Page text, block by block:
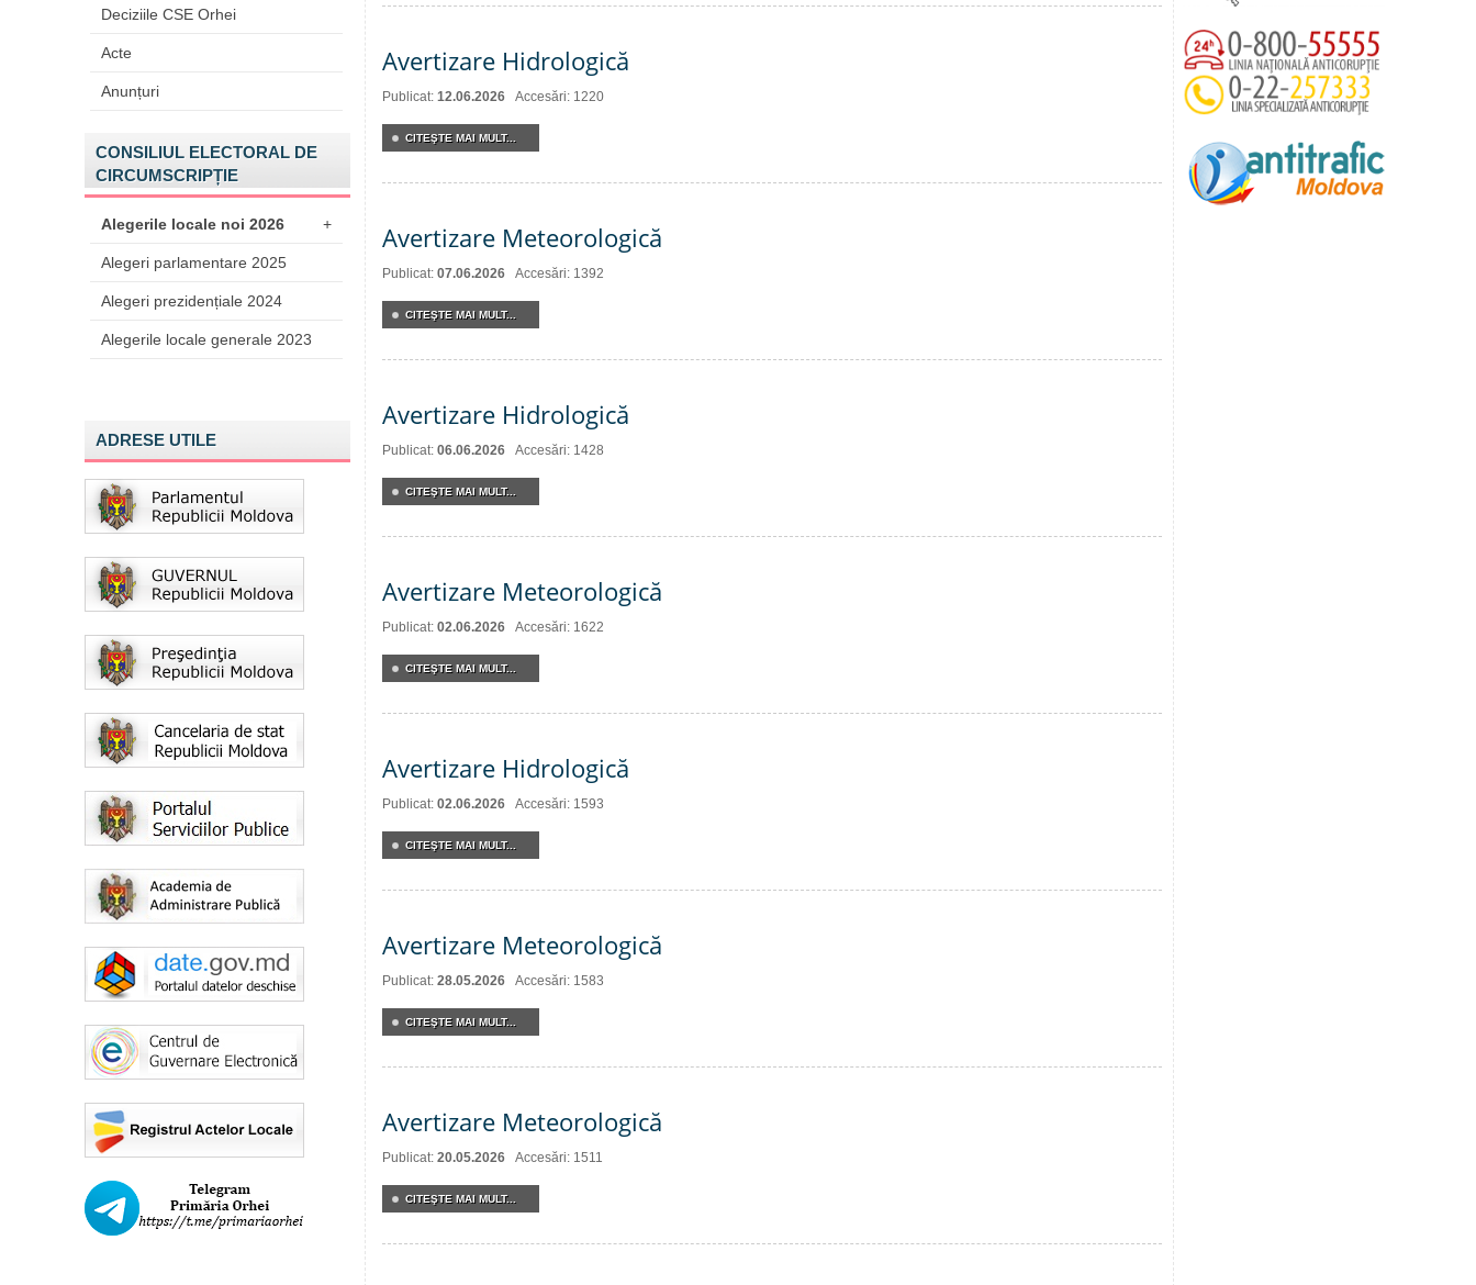
Deciziile CSE Orhei
Acte
Anunțuri
CONSILIUL ELECTORAL DE
CIRCUMSCRIPȚIE
Alegerile locale noi 2026 +
Alegeri parlamentare 2025
Alegeri prezidențiale 2024
Alegerile locale generale 2023
ADRESE UTILE
Avertizare Hidrologică
Publicat: 12.06.2026 Accesări: 1220
CITEŞTE MAI MULT...
Avertizare Meteorologică
Publicat: 07.06.2026 Accesări: 1392
CITEŞTE MAI MULT...
Avertizare Hidrologică
Publicat: 06.06.2026 Accesări: 1428
CITEŞTE MAI MULT...
Avertizare Meteorologică
Publicat: 02.06.2026 Accesări: 1622
CITEŞTE MAI MULT...
Avertizare Hidrologică
Publicat: 02.06.2026 Accesări: 1593
CITEŞTE MAI MULT...
Avertizare Meteorologică
Publicat: 28.05.2026 Accesări: 1583
CITEŞTE MAI MULT...
Avertizare Meteorologică
Publicat: 20.05.2026 Accesări: 1511
CITEŞTE MAI MULT...